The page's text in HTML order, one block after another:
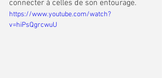
connecter à celles de son entourage.
https://www.youtube.com/watch?
v=hiPsQgrcwuU